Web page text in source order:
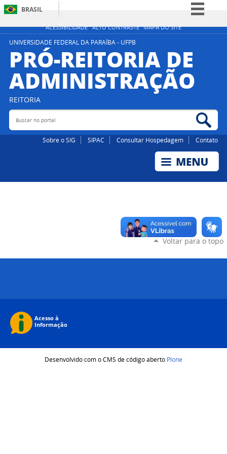
ACESSIBILIDADE ALTO CONTRASTE MAPA DO SITE
BRASIL
Simplifique!
Participe
Acesso à informação
Legislação
UNIVERSIDADE FEDERAL DA PARAÍBA - UFPB
PRÓ-REITORIA DE
ADMINISTRAÇÃO
REITORIA
Buscar no portal
Sobre o SIG SIPAC Consultar Hospedagem Contato
Voltar para o topo
Desenvolvido com o CMS de código aberto Plone